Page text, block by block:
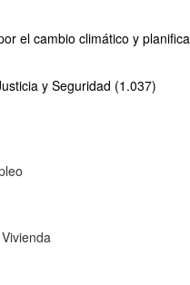
el cambio climático y
y Seguridad (1.037)